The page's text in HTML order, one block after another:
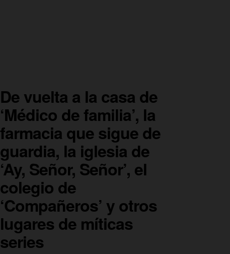
De vuelta a la casa de
‘Médico de familia’, la
farmacia que sigue de
guardia, la iglesia de
‘Ay, Señor, Señor’, el
colegio de
‘Compañeros’ y otros
lugares de míticas
series